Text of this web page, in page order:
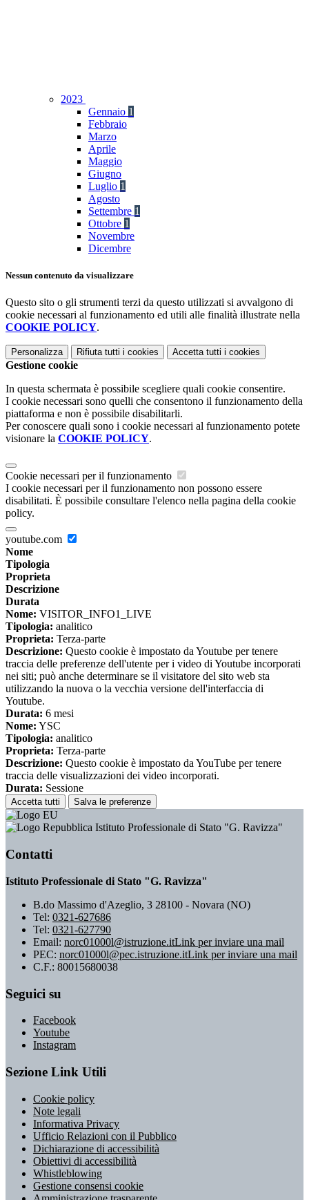
2023
Gennaio 1
Febbraio
Marzo
Aprile
Maggio
Giugno
Luglio 1
Agosto
Settembre 1
Ottobre 1
Novembre
Dicembre
Nessun contenuto da visualizzare
Questo sito o gli strumenti terzi da questo utilizzati si avvalgono di
cookie necessari al funzionamento ed utili alle finalità illustrate nella
COOKIE POLICY.
Personalizza Rifiuta tutti i cookies Accetta tutti i cookies
Gestione cookie
In questa schermata è possibile scegliere quali cookie consentire.
I cookie necessari sono quelli che consentono il funzionamento della
piattaforma e non è possibile disabilitarli.
Per conoscere quali sono i cookie necessari al funzionamento potete
visionare la COOKIE POLICY.
Cookie necessari per il funzionamento
I cookie necessari per il funzionamento non possono essere
disabilitati. È possibile consultare l'elenco nella pagina della cookie
policy.
youtube.com
Nome
Tipologia
Proprieta
Descrizione
Durata
Nome: VISITOR_INFO1_LIVE
Tipologia: analitico
Proprieta: Terza-parte
Descrizione: Questo cookie è impostato da Youtube per tenere
traccia delle preferenze dell'utente per i video di Youtube incorporati
nei siti; può anche determinare se il visitatore del sito web sta
utilizzando la nuova o la vecchia versione dell'interfaccia di
Youtube.
Durata: 6 mesi
Nome: YSC
Tipologia: analitico
Proprieta: Terza-parte
Descrizione: Questo cookie è impostato da YouTube per tenere
traccia delle visualizzazioni dei video incorporati.
Durata: Sessione
Accetta tutti Salva le preferenze
Istituto Professionale di Stato "G. Ravizza"
Contatti
Istituto Professionale di Stato "G. Ravizza"
B.do Massimo d'Azeglio, 3 28100 - Novara (NO)
Tel: 0321-627686
Tel: 0321-627790
Email: norc01000l@istruzione.itLink per inviare una mail
PEC: norc01000l@pec.istruzione.itLink per inviare una mail
C.F.: 80015680038
Seguici su
Facebook
Youtube
Instagram
Sezione Link Utili
Cookie policy
Note legali
Informativa Privacy
Ufficio Relazioni con il Pubblico
Dichiarazione di accessibilità
Obiettivi di accessibilità
Whistleblowing
Gestione consensi cookie